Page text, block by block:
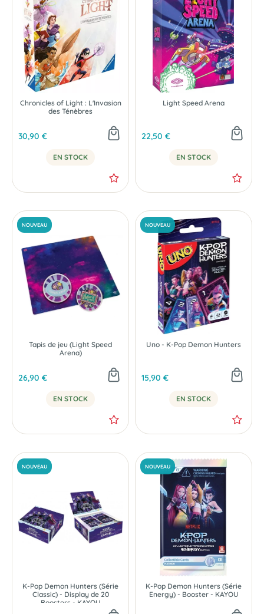
Chronicles of Light : L'Invasion
des Ténèbres
30,90 €
EN STOCK
Light Speed Arena
22,50 €
EN STOCK
NOUVEAU
Tapis de jeu (Light Speed
Arena)
26,90 €
EN STOCK
NOUVEAU
Uno - K-Pop Demon Hunters
15,90 €
EN STOCK
K-Pop Demon Hunters (Série
Classic) - Display de 20
Boosters - KAYOU
K-Pop Demon Hunters (Série
Energy) - Booster - KAYOU